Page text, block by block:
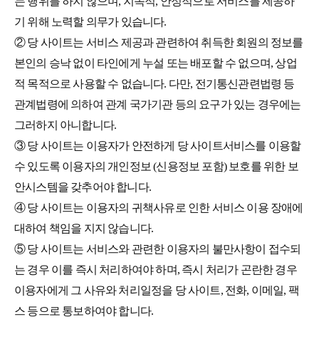
기 위해 노력할 의무가 있습니다.
② 당 사이트는 서비스 제공과 관련하여 취득한 회원의 정보를
본인의 승낙 없이 타인에게 누설 또는 배포할 수 없으며, 상업
적 목적으로 사용할 수 없습니다. 다만, 전기통신관련법령 등
관계법령에 의하여 관계 국가기관 등의 요구가 있는 경우에는
그러하지 아니합니다.
③ 당 사이트는 이용자가 안전하게 당 사이트서비스를 이용할
수 있도록 이용자의 개인정보 (신용정보 포함) 보호를 위한 보
안시스템을 갖추어야 합니다.
④ 당 사이트는 이용자의 귀책사유로 인한 서비스 이용 장애에
대하여 책임을 지지 않습니다.
⑤ 당 사이트는 서비스와 관련한 이용자의 불만사항이 접수되
는 경우 이를 즉시 처리하여야 하며, 즉시 처리가 곤란한 경우
이용자에게 그 사유와 처리일정을 당 사이트, 전화, 이메일, 팩
스 등으로 통보하여야 합니다.